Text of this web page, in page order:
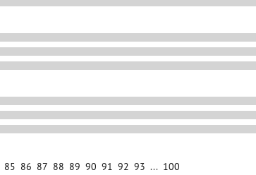
85 86 87 88 89 90 91 92 93 ... 100